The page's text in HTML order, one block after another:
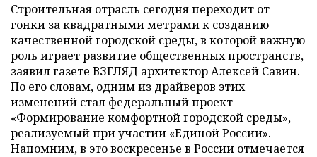
Строительная отрасль сегодня переходит от
гонки за квадратными метрами к созданию
качественной городской среды, в которой важную
роль играет развитие общественных пространств,
заявил газете ВЗГЛЯД архитектор Алексей Савин.
По его словам, одним из драйверов этих
изменений стал федеральный проект
«Формирование комфортной городской среды»,
реализуемый при участии «Единой России».
Напомним, в это воскресенье в России отмечается